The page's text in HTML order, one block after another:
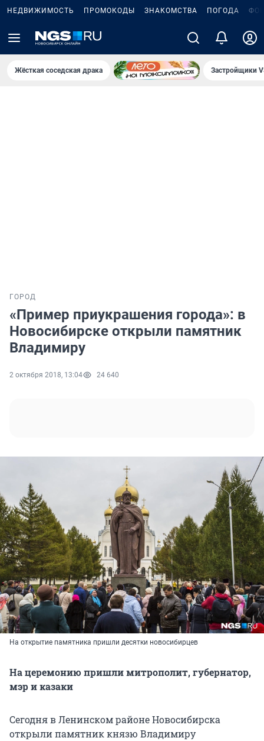
НЕДВИЖИМОСТЬ ПРОМОКОДЫ ЗНАКОМСТВА ПОГОДА
Жёсткая соседская драка Застройщики
ГОРОД
«Пример приукрашения города»: в
Новосибирске открыли памятник
Владимиру
2 октября 2018, 13:04 24 640
На открытие памятника пришли десятки новосибирцев
На церемонию пришли митрополит, губернатор,
мэр и казаки
Сегодня в Ленинском районе Новосибирска
открыли памятник князю Владимиру